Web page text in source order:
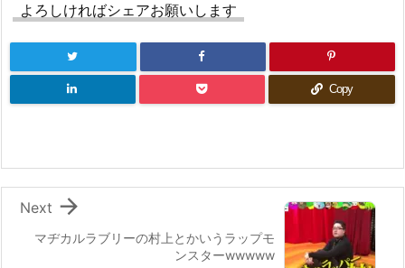
よろしければシェアお願いします
Copy
マヂカルラブリーの村上とかいうラップモ
ンスターwwwww

Next